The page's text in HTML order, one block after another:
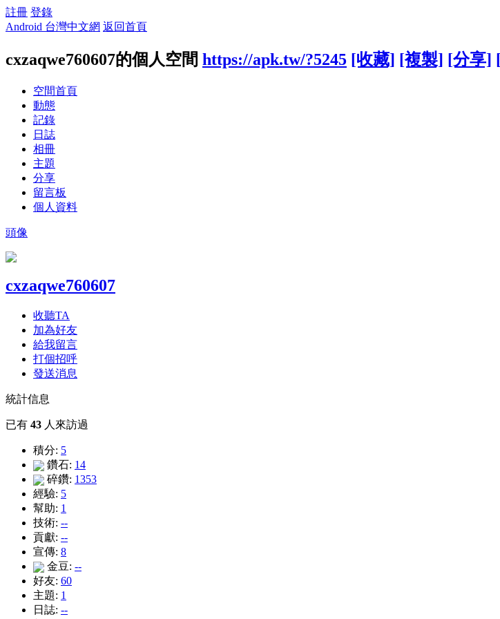
註冊 登錄
Android 台灣中文網 返回首頁
cxzaqwe760607的個人空間 https://apk.tw/?5245 [收藏] [複製] [分享]
空間首頁
動態
記錄
日誌
相冊
主題
分享
留言板
個人資料
頭像
cxzaqwe760607
收聽TA
加為好友
給我留言
打個招呼
發送消息
統計信息
已有 43 人來訪過
積分: 5
鑽石: 14
碎鑽: 1353
經驗: 5
幫助: 1
技術: --
貢獻: --
宣傳: 8
金豆: --
好友: 60
主題: 1
日誌: --